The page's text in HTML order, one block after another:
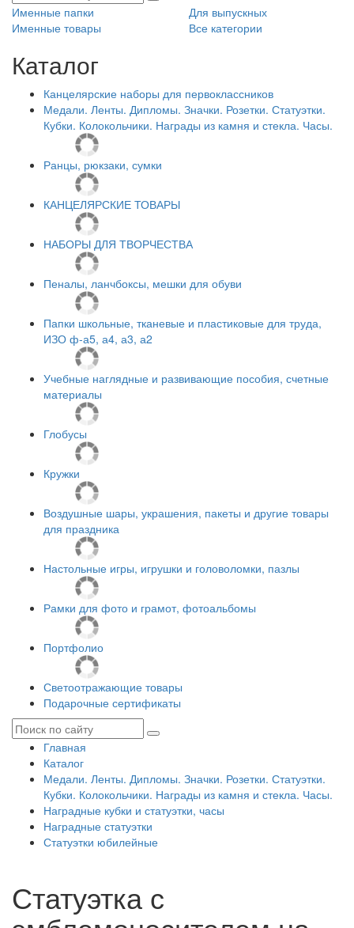
Именные папки
Для выпускных
Именные товары
Все категории
Каталог
Канцелярские наборы для первоклассников
Медали. Ленты. Дипломы. Значки. Розетки. Статуэтки.
Кубки. Колокольчики. Награды из камня и стекла. Часы.
Ранцы, рюкзаки, сумки
КАНЦЕЛЯРСКИЕ ТОВАРЫ
НАБОРЫ ДЛЯ ТВОРЧЕСТВА
Пеналы, ланчбоксы, мешки для обуви
Папки школьные, тканевые и пластиковые для труда,
ИЗО ф-а5, а4, а3, а2
Учебные наглядные и развивающие пособия, счетные
материалы
Глобусы
Кружки
Воздушные шары, украшения, пакеты и другие товары
для праздника
Настольные игры, игрушки и головоломки, пазлы
Рамки для фото и грамот, фотоальбомы
Портфолио
Светоотражающие товары
Подарочные сертификаты
Главная
Каталог
Медали. Ленты. Дипломы. Значки. Розетки. Статуэтки.
Кубки. Колокольчики. Награды из камня и стекла. Часы.
Наградные кубки и статуэтки, часы
Наградные статуэтки
Статуэтки юбилейные
Статуэтка с